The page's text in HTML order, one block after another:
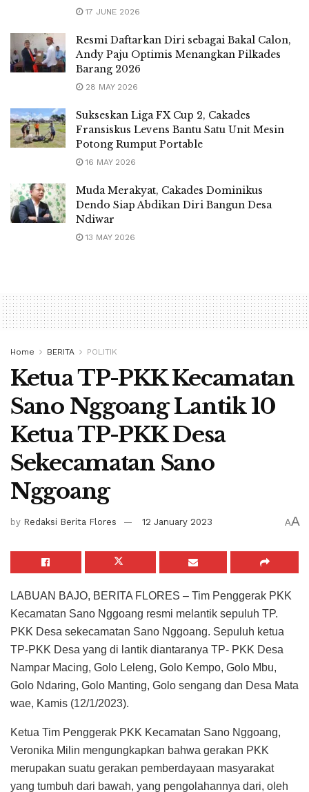
17 JUNE 2026
Resmi Daftarkan Diri sebagai Bakal Calon,
Andy Paju Optimis Menangkan Pilkades
Barang 2026
28 MAY 2026
Sukseskan Liga FX Cup 2, Cakades
Fransiskus Levens Bantu Satu Unit Mesin
Potong Rumput Portable
16 MAY 2026
Muda Merakyat, Cakades Dominikus
Dendo Siap Abdikan Diri Bangun Desa
Ndiwar
13 MAY 2026
Home BERITA POLITIK
Ketua TP-PKK Kecamatan
Sano Nggoang Lantik 10
Ketua TP-PKK Desa
Sekecamatan Sano
Nggoang
by Redaksi Berita Flores 12 January 2023 AA
LABUAN BAJO, BERITA FLORES – Tim Penggerak PKK
Kecamatan Sano Nggoang resmi melantik sepuluh TP.
PKK Desa sekecamatan Sano Nggoang. Sepuluh ketua
TP-PKK Desa yang di lantik diantaranya TP- PKK Desa
Nampar Macing, Golo Leleng, Golo Kempo, Golo Mbu,
Golo Ndaring, Golo Manting, Golo sengang dan Desa Mata
wae, Kamis (12/1/2023).
Ketua Tim Penggerak PKK Kecamatan Sano Nggoang,
Veronika Milin mengungkapkan bahwa gerakan PKK
merupakan suatu gerakan pemberdayaan masyarakat
yang tumbuh dari bawah, yang pengolahannya dari, oleh